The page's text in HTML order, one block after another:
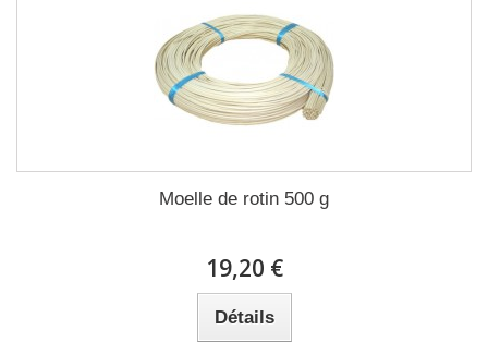
Moelle de rotin 500 g
19,20 €
Détails